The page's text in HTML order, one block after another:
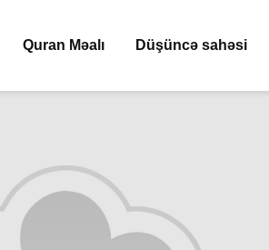
Quran Məalı Düşüncə sahəsi